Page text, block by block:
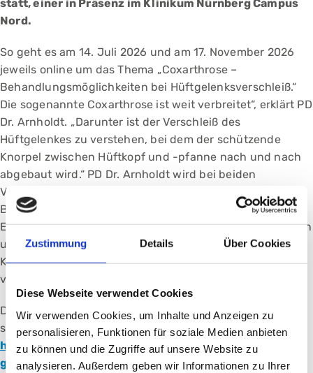
Zustimmung Details Über Cookies
Diese Webseite verwendet Cookies
Wir verwenden Cookies, um Inhalte und Anzeigen zu
personalisieren, Funktionen für soziale Medien anbieten
zu können und die Zugriffe auf unsere Website zu
analysieren. Außerdem geben wir Informationen zu Ihrer
statt, einer in Präsenz im Klinikum Nürnberg Campus
Nord.
So geht es am 14. Juli 2026 und am 17. November 2026
jeweils online um das Thema „Coxarthrose –
Behandlungsmöglichkeiten bei Hüftgelenksverschleiß.“
Die sogenannte Coxarthrose ist weit verbreitet“, erklärt PD
Dr. Arnholdt. „Darunter ist der Verschleiß des
Hüftgelenkes zu verstehen, bei dem der schützende
Knorpel zwischen Hüftkopf und -pfanne nach und nach
abgebaut wird.“ PD Dr. Arnholdt wird bei beiden
Veranstaltungen darauf eingehen, welche
Behandlungsmöglichkeiten, etwa der minimalinvasive
Eingriff über den vorderen Zugang, zur Verfügung stehen
und warum sich die Patientinnen und Patienten im
Klinikum Nürnberg auf eine bestmögliche Versorgung
verlassen können.
Die Termine finden jeweils um 17 Uhr online per Zoom
statt. Alle Infos dazu finden Sie im Internet unter
https://go.klinikum-nuernberg.de/medizin-im-
gespraech.